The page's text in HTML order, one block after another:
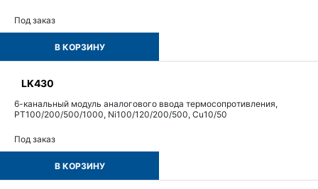
Под заказ
В КОРЗИНУ
LK430
6-канальный модуль аналогового ввода термосопротивления,
PT100/200/500/1000, Ni100/120/200/500, Cu10/50
Под заказ
В КОРЗИНУ